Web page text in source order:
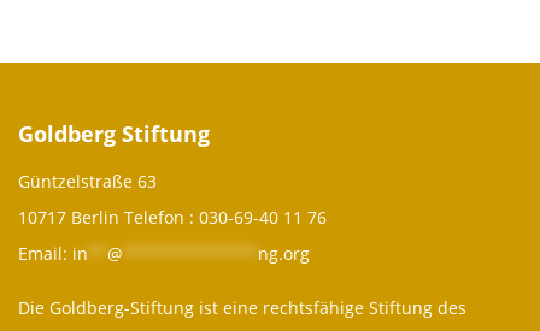
Goldberg Stiftung
Güntzelstraße 63
10717 Berlin Telefon : 030-69-40 11 76
Email: in @ ************** ng.org
Die Goldberg-Stiftung ist eine rechtsfähige Stiftung des